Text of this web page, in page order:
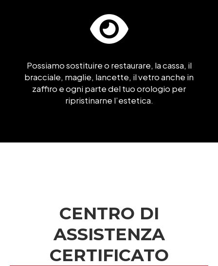
Possiamo sostituire o restaurare, la cassa, il
bracciale, maglie, lancette, il vetro anche in
zaffiro e ogni parte del tuo orologio per
ripristinarne l’estetica.
CENTRO DI
ASSISTENZA
CERTIFICATO